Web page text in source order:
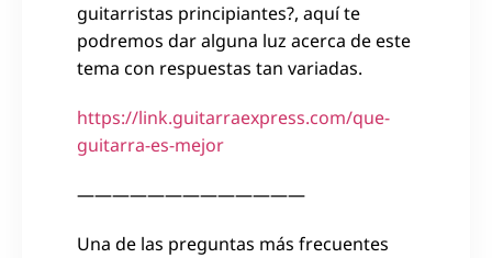
guitarristas principiantes?, aquí te
podremos dar alguna luz acerca de este
tema con respuestas tan variadas.
https://link.guitarraexpress.com/que-
guitarra-es-mejor
—————————————
Una de las preguntas más frecuentes